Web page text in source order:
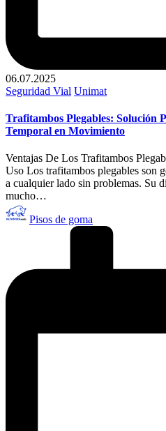
06.07.2025
Publicado
Seguridad Vial Unimat
Trafitambos Plegables: Solución
Temporal en Movimiento
Ventajas De Los Trafitambos
Uso Los trafitambos plegables son
a cualquier lado sin problemas. Su
mucho…
Publicado
por
Pisos de goma